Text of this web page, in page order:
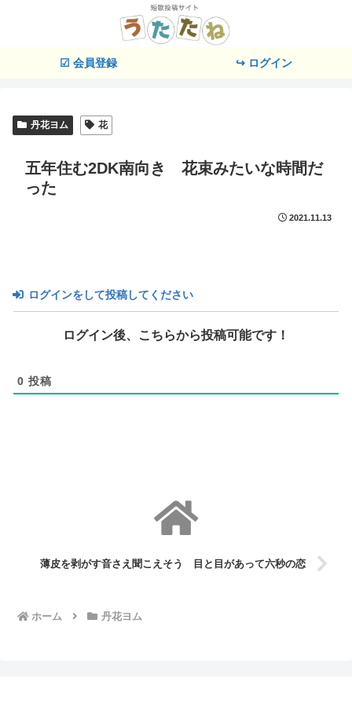
☑ 会員登録 ↪ ログイン
丹花ヨム 花
五年住む2DK南向き 花束みたいな時間だ
った
2021.11.13
ログインをして投稿してください
ログイン後、こちらから投稿可能です！
0 投稿
薄皮を剥がす音さえ聞こえそう 目と目があって六秒の恋
ホーム 丹花ヨム